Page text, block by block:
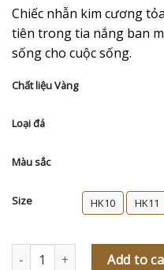
Chiếc nhẫn kim cương
tiên trong tia nắng ban
sống cho cuộc sống.
Chất liệu Vàng
Loại đá
Màu sắc
Size HK10 HK11
Nhẫn cầu hôn kim cương
Add to